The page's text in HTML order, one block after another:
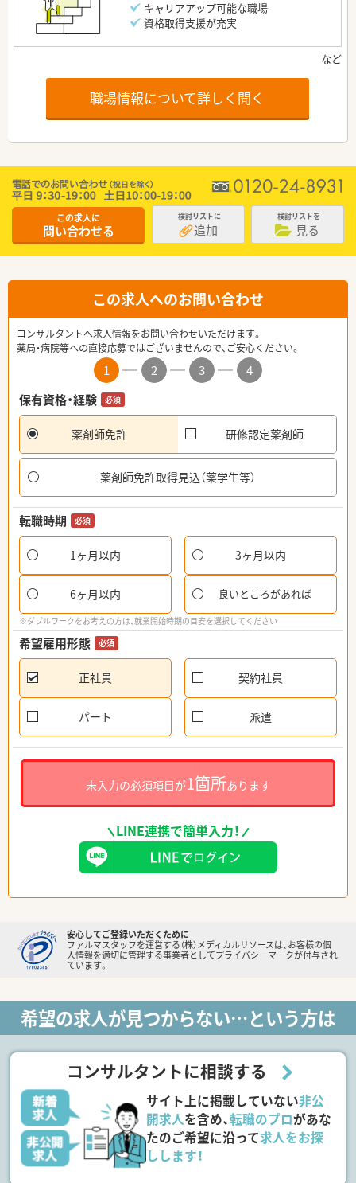
キャリアアップ可能な職場
資格取得支援が充実
職場情報について詳しく聞く
この求人に
問い合わせる
検討リストに
追加
検討リストを
見る
この求人へのお問い合わせ
コンサルタントへ求人情報をお問い合わせいただけます。
薬局・病院等への直接応募ではございませんので、ご安心ください。
1 2 3
4
保有資格・経験
必須
薬剤師免許 研修認定薬剤師
薬剤師免許取得見込（薬学生等）
転職時期 必須
1ヶ月以内 3ヶ月以内
6ヶ月以内 良いところがあれば
※ダブルワークをお考えの方は、就業開始時期の目安を選択してください
希望雇用形態 必須
正社員 契約社員
パート 派遣
未入力の必須項目が1箇所あります
LINE連携で簡単入力！
安心してご登録いただくために
ファルマスタッフを運営する（株）メディカルリソースは、お客様の個
人情報を適切に管理する事業者としてプライバシーマークが付与され
ています。
希望の求人が見つからない…という方は
コンサルタントに相談する
サイト上に掲載していない非公
開求人を含め、転職のプロがあな
たのご希望に沿って求人をお探
しします！